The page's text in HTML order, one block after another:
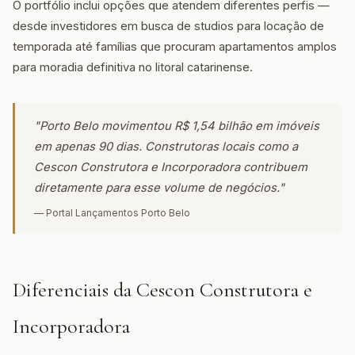
O portfólio inclui opções que atendem diferentes perfis —
desde investidores em busca de studios para locação de
temporada até famílias que procuram apartamentos amplos
para moradia definitiva no litoral catarinense.
"Porto Belo movimentou R$ 1,54 bilhão em imóveis
em apenas 90 dias. Construtoras locais como a
Cescon Construtora e Incorporadora contribuem
diretamente para esse volume de negócios."
— Portal Lançamentos Porto Belo
Diferenciais da Cescon Construtora e
Incorporadora